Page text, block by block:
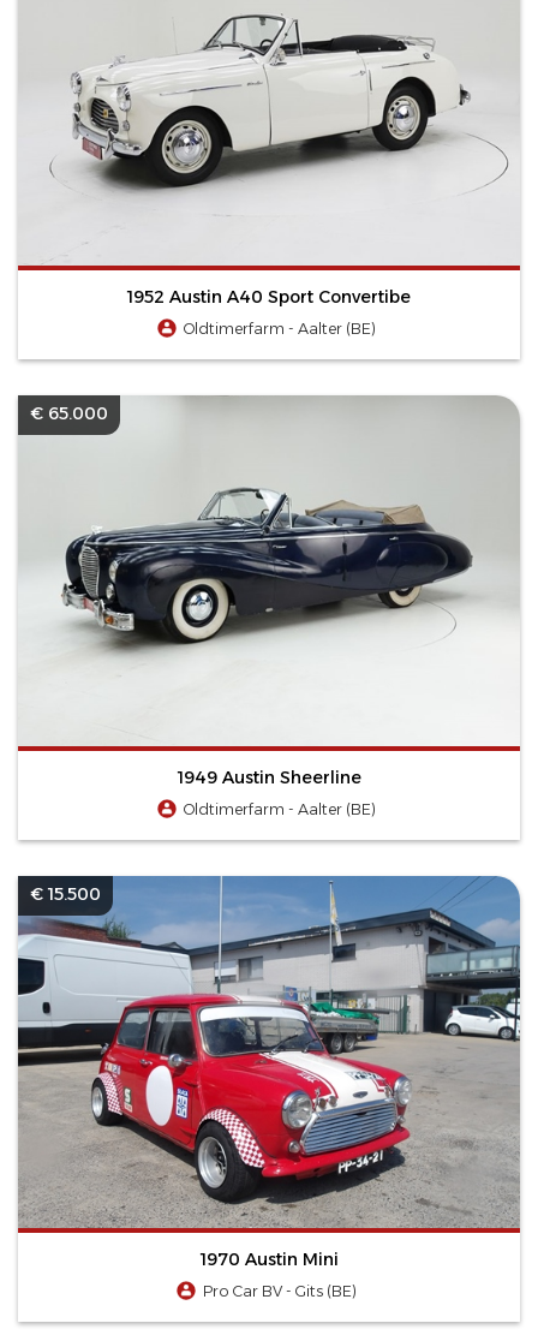
1952 Austin A40 Sport Convertibe
Oldtimerfarm - Aalter (BE)
€ 65.000
1949 Austin Sheerline
Oldtimerfarm - Aalter (BE)
€ 15.500
1970 Austin Mini
Pro Car BV - Gits (BE)